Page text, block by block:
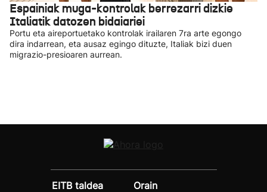
Espainiak muga-kontrolak berrezarri dizkie
Italiatik datozen bidaiariei
Portu eta aireportuetako kontrolak irailaren 7ra arte egongo
dira indarrean, eta ausaz egingo dituzte, Italiak bizi duen
migrazio-presioaren aurrean.
EITB taldea
Orain